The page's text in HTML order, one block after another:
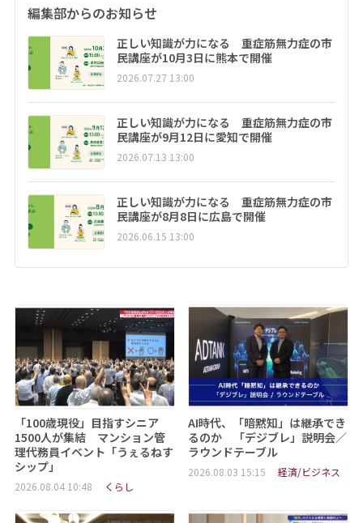
編集部からのお知らせ
正しい知識が力になる 重症筋無力症の市
民講座が10月3日に熊本で開催
2026.07.27 13:00
正しい知識が力になる 重症筋無力症の市
民講座が9月12日に愛知で開催
2026.07.13 13:00
正しい知識が力になる 重症筋無力症の市
民講座が8月8日に広島で開催
2026.06.15 13:00
「100歳現役」目指すシニア
1500人が集結 マンション管
理代務員イベント「うぇるねす
シップ」
2026.08.04 10:48 くらし
AI時代、「暗黙知」は継承でき
るのか 「デジブレ」説明会／
ラウンドテーブル
2026.08.03 15:15 経済/ビジネス